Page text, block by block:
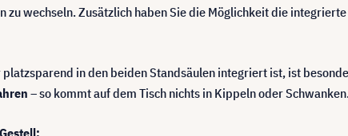
zu wechseln. Zusätzlich haben Sie die Möglichkeit die integrierte
platzsparend in den beiden Standsäulen integriert ist, ist
– so kommt auf dem Tisch nichts in Kippeln oder